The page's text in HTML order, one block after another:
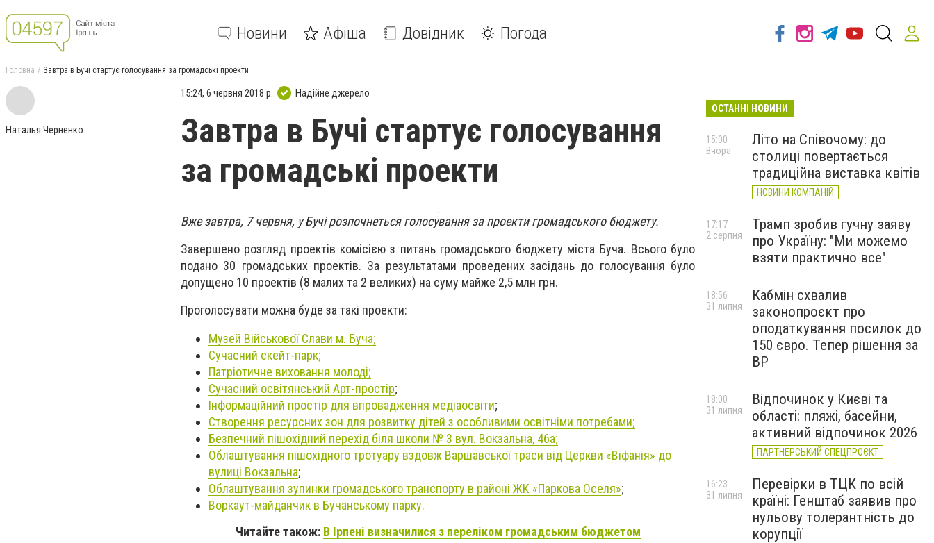
Новини Афіша Довідник Погода
Головна Завтра в Бучі стартує голосування за громадські проекти
Наталья Черненко
15:24, 6 червня 2018 р. Надійне джерело
Завтра в Бучі стартує голосування
за громадські проекти
Вже завтра, 7 червня, у Бучі розпочнеться голосування за проекти громадського бюджету.
Завершено розгляд проектів комісією з питань громадського бюджету міста Буча. Всього було
подано 30 громадських проектів. За результатами проведених засідань до голосування було
допущено 10 проектів (8 малих та 2 великих) на суму майже 2,5 млн грн.
Проголосувати можна буде за такі проекти:
Музей Військової Слави м. Буча;
Сучасний скейт-парк;
Патріотичне виховання молоді;
Сучасний освітянський Арт-простір;
Інформаційний простір для впровадження медіаосвіти;
Cтворення ресурсних зон для розвитку дітей з особливими освітніми потребами;
Безпечний пішохідний перехід біля школи № 3 вул. Вокзальна, 46а;
Облаштування пішохідного тротуару вздовж Варшавської траси від Церкви «Віфанія» до
вулиці Вокзальна;
Облаштування зупинки громадського транспорту в районі ЖК «Паркова Оселя»;
Воркаут-майданчик в Бучанському парку.
Читайте також: В Ірпені визначилися з переліком громадським бюджетом
ОСТАННІ НОВИНИ
Літо на Співочому: до
столиці повертається
традиційна виставка квітів
НОВИНИ КОМПАНІЙ
15:00
Вчора
Трамп зробив гучну заяву
про Україну: "Ми можемо
взяти практично все"
17:17
2 серпня
Кабмін схвалив
законопроєкт про
оподаткування посилок до
150 євро. Тепер рішення за
ВР
18:56
31 липня
Відпочинок у Києві та
області: пляжі, басейни,
активний відпочинок 2026
ПАРТНЕРСЬКИЙ СПЕЦПРОЄКТ
18:00
31 липня
Перевірки в ТЦК по всій
країні: Генштаб заявив про
нульову толерантність до
корупції
16:23
31 липня